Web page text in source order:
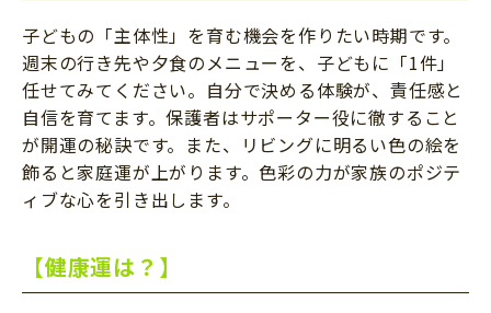
子どもの「主体性」を育む機会を作りたい時期です。
週末の行き先や夕食のメニューを、子どもに「1件」
任せてみてください。自分で決める体験が、責任感と
自信を育てます。保護者はサポーター役に徹すること
が開運の秘訣です。また、リビングに明るい色の絵を
飾ると家庭運が上がります。色彩の力が家族のポジテ
ィブな心を引き出します。
【健康運は？】